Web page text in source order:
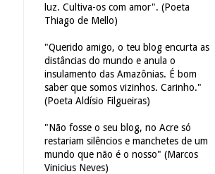
luz. Cultiva-os com amor". (Poeta
Thiago de Mello)
"Querido amigo, o teu blog encurta as
distâncias do mundo e anula o
insulamento das Amazônias. É bom
saber que somos vizinhos. Carinho."
(Poeta Aldísio Filgueiras)
"Não fosse o seu blog, no Acre só
restariam silêncios e manchetes de um
mundo que não é o nosso" (Marcos
Vinicius Neves)